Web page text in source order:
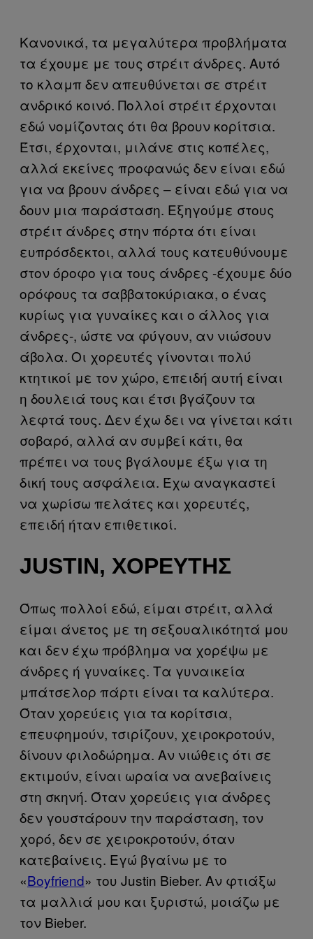
Κανονικά, τα μεγαλύτερα προβλήματα
τα έχουμε με τους στρέιτ άνδρες. Αυτό
το κλαμπ δεν απευθύνεται σε στρέιτ
ανδρικό κοινό. Πολλοί στρέιτ έρχονται
εδώ νομίζοντας ότι θα βρουν κορίτσια.
Έτσι, έρχονται, μιλάνε στις κοπέλες,
αλλά εκείνες προφανώς δεν είναι εδώ
για να βρουν άνδρες – είναι εδώ για να
δουν μια παράσταση. Εξηγούμε στους
στρέιτ άνδρες στην πόρτα ότι είναι
ευπρόσδεκτοι, αλλά τους κατευθύνουμε
στον όροφο για τους άνδρες -έχουμε δύο
ορόφους τα σαββατοκύριακα, ο ένας
κυρίως για γυναίκες και ο άλλος για
άνδρες-, ώστε να φύγουν, αν νιώσουν
άβολα. Οι χορευτές γίνονται πολύ
κτητικοί με τον χώρο, επειδή αυτή είναι
η δουλειά τους και έτσι βγάζουν τα
λεφτά τους. Δεν έχω δει να γίνεται κάτι
σοβαρό, αλλά αν συμβεί κάτι, θα
πρέπει να τους βγάλουμε έξω για τη
δική τους ασφάλεια. Έχω αναγκαστεί
να χωρίσω πελάτες και χορευτές,
επειδή ήταν επιθετικοί.
JUSTIN, ΧΟΡΕΥΤΉΣ
Όπως πολλοί εδώ, είμαι στρέιτ, αλλά
είμαι άνετος με τη σεξουαλικότητά μου
και δεν έχω πρόβλημα να χορέψω με
άνδρες ή γυναίκες. Τα γυναικεία
μπάτσελορ πάρτι είναι τα καλύτερα.
Όταν χορεύεις για τα κορίτσια,
επευφημούν, τσιρίζουν, χειροκροτούν,
δίνουν φιλοδώρημα. Αν νιώθεις ότι σε
εκτιμούν, είναι ωραία να ανεβαίνεις
στη σκηνή. Όταν χορεύεις για άνδρες
δεν γουστάρουν την παράσταση, τον
χορό, δεν σε χειροκροτούν, όταν
κατεβαίνεις. Εγώ βγαίνω με το
«Boyfriend» του Justin Bieber. Αν φτιάξω
τα μαλλιά μου και ξυριστώ, μοιάζω με
τον Bieber.